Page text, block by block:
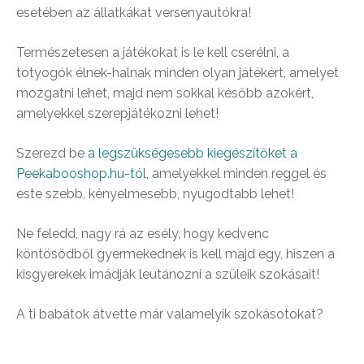
esetében az állatkákat versenyautókra!
Természetesen a játékokat is le kell cserélni, a
totyogók élnek-halnak minden olyan játékért, amelyet
mozgatni lehet, majd nem sokkal később azokért,
amelyekkel szerepjátékozni lehet!
Szerezd be a legszükségesebb kiegészítőket a
Peekabooshop.hu-tól, amelyekkel minden reggel és
este szebb, kényelmesebb, nyugodtabb lehet!
Ne feledd, nagy rá az esély, hogy kedvenc
köntösödből gyermekednek is kell majd egy, hiszen a
kisgyerekek imádják leutánozni a szüleik szokásait!
A ti babátok átvette már valamelyik szokásotokat?